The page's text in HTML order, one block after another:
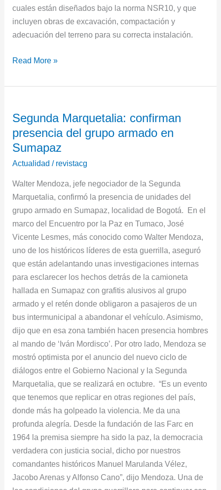
cuales están diseñados bajo la norma NSR10, y que
incluyen obras de excavación, compactación y
adecuación del terreno para su correcta instalación.
Read More »
Segunda Marquetalia: confirman
presencia del grupo armado en
Sumapaz
Actualidad / revistacg
Walter Mendoza, jefe negociador de la Segunda
Marquetalia, confirmó la presencia de unidades del
grupo armado en Sumapaz, localidad de Bogotá. En el
marco del Encuentro por la Paz en Tumaco, José
Vicente Lesmes, más conocido como Walter Mendoza,
uno de los históricos líderes de esta guerrilla, aseguró
que están adelantando unas investigaciones internas
para esclarecer los hechos detrás de la camioneta
hallada en Sumapaz con grafitis alusivos al grupo
armado y el retén donde obligaron a pasajeros de un
bus intermunicipal a abandonar el vehículo. Asimismo,
dijo que en esa zona también hacen presencia hombres
al mando de ‘Iván Mordisco’. Por otro lado, Mendoza se
mostró optimista por el anuncio del nuevo ciclo de
diálogos entre el Gobierno Nacional y la Segunda
Marquetalia, que se realizará en octubre. “Es un evento
que tenemos que replicar en otras regiones del país,
donde más ha golpeado la violencia. Me da una
profunda alegría. Desde la fundación de las Farc en
1964 la premisa siempre ha sido la paz, la democracia
verdadera con justicia social, dicho por nuestros
comandantes históricos Manuel Marulanda Vélez,
Jacobo Arenas y Alfonso Cano”, dijo Mendoza. Una de
Marquetalia:
confirman
presencia
armado
en
Sumapaz